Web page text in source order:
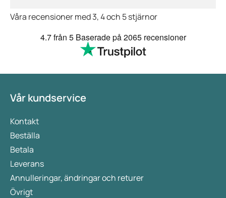
Våra recensioner med 3, 4 och 5 stjärnor
4.7från 5 Baserade på2065 recensioner
Vår kundservice
Kontakt
Beställa
Betala
Leverans
Annulleringar, ändringar och returer
Övrigt